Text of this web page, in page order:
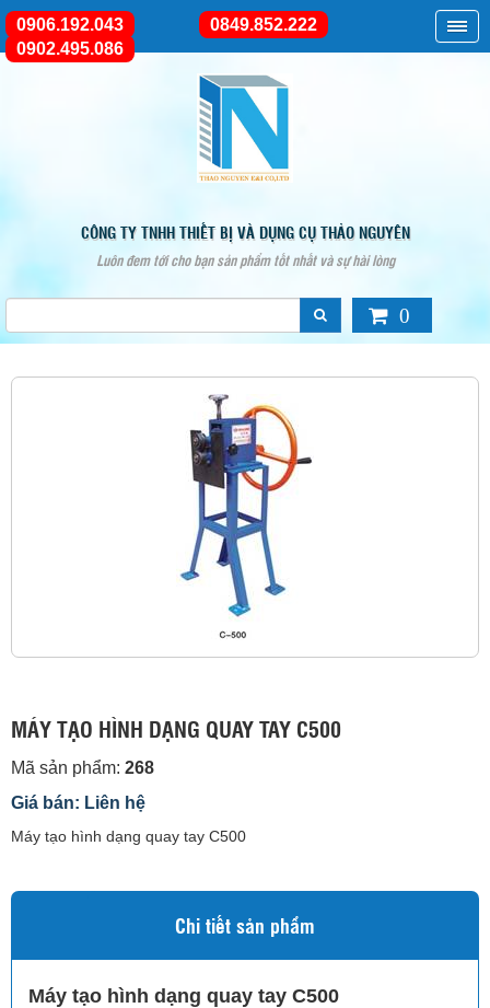
CÔNG TY TNHH THIẾT BỊ VÀ DỤNG CỤ THẢO NGUYÊN
Luôn đem tới cho bạn sản phẩm tốt nhất và sự hài lòng
0906.192.043
0849.852.222
0902.495.086
0
MÁY TẠO HÌNH DẠNG QUAY TAY C500
Mã sản phẩm: 268
Giá bán: Liên hệ
Máy tạo hình dạng quay tay C500
Chi tiết sản phẩm
Máy tạo hình dạng quay tay C500